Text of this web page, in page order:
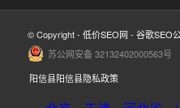
© Copyright - 低价SEO网 - 谷歌SEO
苏公网安备 32132402000563号
阳信县阳信县隐私政策